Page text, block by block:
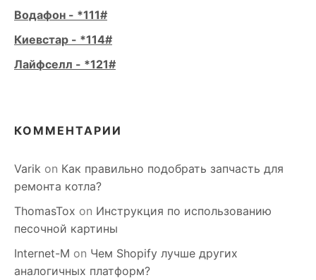
Водафон - *111#
Киевстар - *114#
Лайфселл - *121#
КОММЕНТАРИИ
Varik on Как правильно подобрать запчасть для
ремонта котла?
ThomasTox on Инструкция по использованию
песочной картины
Internet-M on Чем Shopify лучше других
аналогичных платформ?